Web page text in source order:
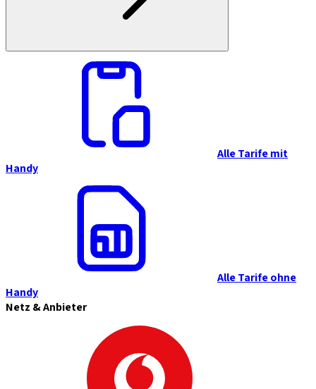
Alle Tarife mit
Handy
Alle Tarife ohne
Handy
Netz & Anbieter